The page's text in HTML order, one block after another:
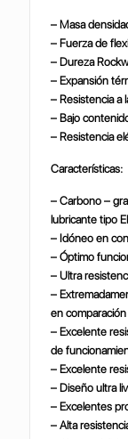
– Masa
– Fuerza de
– Dureza
– Expansión
– Resistencia a
– Bajo
– Resistencia
Características:
– Carbono –
lubricante tipo
– Idóneo en
– Óptimo
– Ultra
–
en
– Excelente
de
– Excelente
– Diseño ultra
– Excelentes
– Alta